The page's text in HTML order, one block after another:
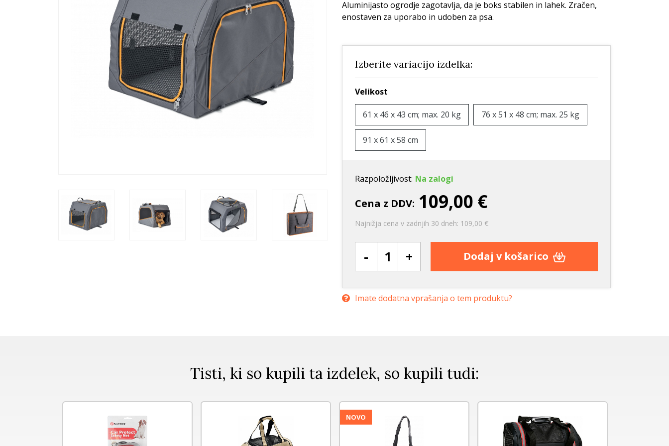
Ležišča
Oprtnice
Posode
Trening in učenje
Potovanje in počitnice
Oprema za mladiče
Odsevni in utripajoči izdelki
Frizbi in metanje
Igrače za vleko
Nega zob
Kozmetika
Posode
Praskalna drevesa
Nega zob
Stranišča in posipi
Aluminijasto ogrodje zagotavlja, da je boks stabilen in lahek. Zračen,
enostaven za uporabo in udoben za psa.
Izberite variacijo izdelka:
Velikost
61 x 46 x 43 cm; max. 20 kg 76 x 51 x 48 cm; max. 25 kg
91 x 61 x 58 cm
Razpoložljivost: Na zalogi
Cena z DDV: 109,00 €
Najnižja cena v zadnjih 30 dneh: 109,00 €
- + Dodaj v košarico
Imate dodatna vprašanja o tem produktu?
Tisti, ki so kupili ta izdelek, so kupili tudi:
NOVO